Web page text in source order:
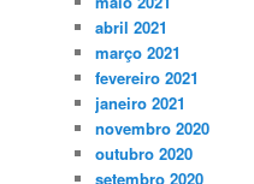
abril 2021
março 2021
fevereiro 2021
janeiro 2021
novembro 2020
outubro 2020
setembro 2020